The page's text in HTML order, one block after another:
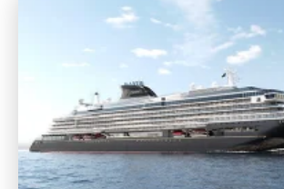
Norwegian Pearl
Norwegian Prima
Norwegian Sky
Norwegian Spirit
Norwegian Star
Norwegian Sun